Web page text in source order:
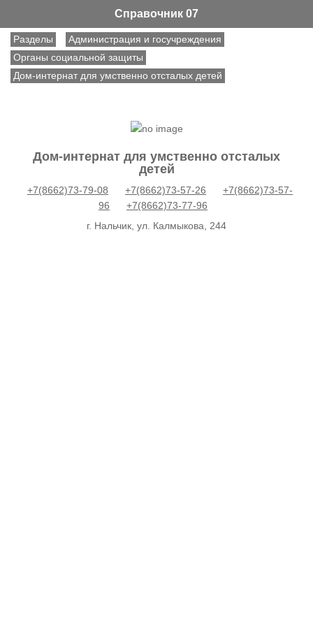
Справочник 07
Разделы
Администрация и госучреждения
Органы социальной защиты
Дом-интернат для умственно отсталых детей
Дом-интернат для умственно отсталых
детей
+7(8662)73-79-08 +7(8662)73-57-26
+7(8662)73-57-
96
+7(8662)73-77-96
г. Нальчик, ул. Калмыкова, 244